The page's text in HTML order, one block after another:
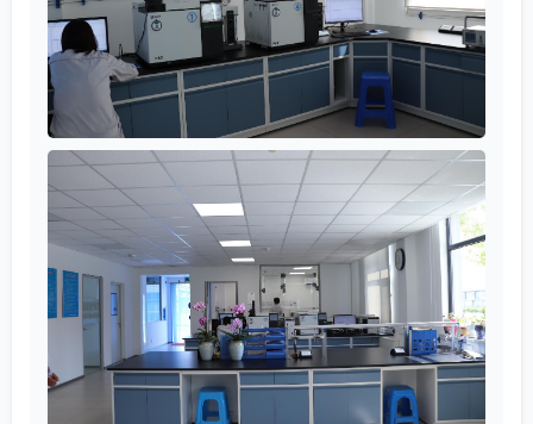
с возможными загрязнителями из оборудования.
Сотрудничество с компанией, которая
обслуживает такие разные отрасли, от литий-
ионных аккумуляторов до строительства, требует
от неё и от её партнёров по поставкам гибкости.
Один и тот же тип агента, скажем, DCP
(дикумилпероксид), для аккумулятора и для
строительной герметизации — это, по сути, два
разных продукта с точки зрения контроля
качества. В первом случае критична
электрохимическая чистота, во втором —
возможно, больше внимания уделяется
дисперсности для обеспечения хорошей
смешиваемости с минеральными наполнителями.